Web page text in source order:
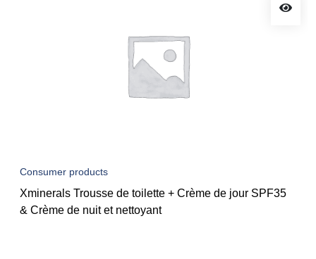
Consumer products
Xminerals Trousse de toilette + Crème de jour SPF35
& Crème de nuit et nettoyant